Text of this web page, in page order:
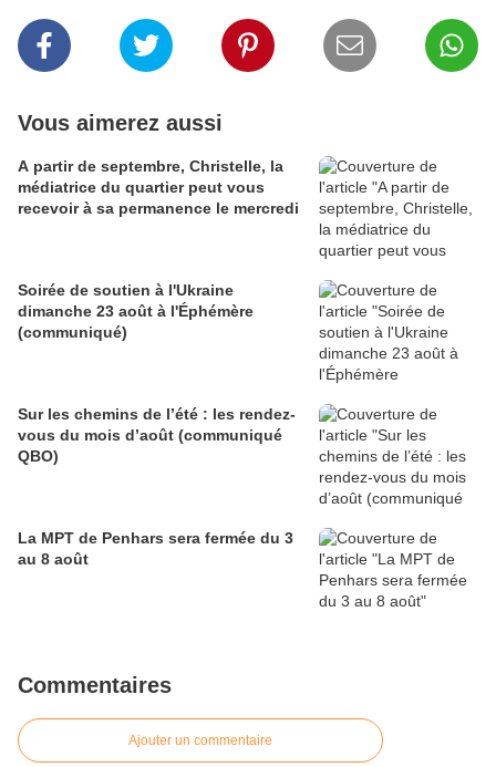
Vous aimerez aussi
A partir de septembre, Christelle, la
médiatrice du quartier peut vous
recevoir à sa permanence le mercredi
Soirée de soutien à l'Ukraine
dimanche 23 août à l'Éphémère
(communiqué)
Sur les chemins de l’été : les rendez-
vous du mois d’août (communiqué
QBO)
La MPT de Penhars sera fermée du 3
au 8 août
Commentaires
Ajouter un commentaire